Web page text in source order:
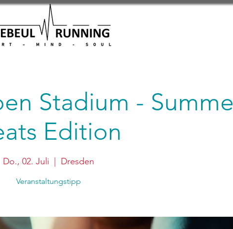
Stadium -
Edition
Do., 02. Juli Dresden
Veranstaltungstipp